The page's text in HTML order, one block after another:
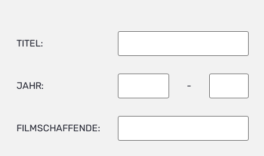
TITEL:
JAHR: -
FILMSCHAFFENDE: